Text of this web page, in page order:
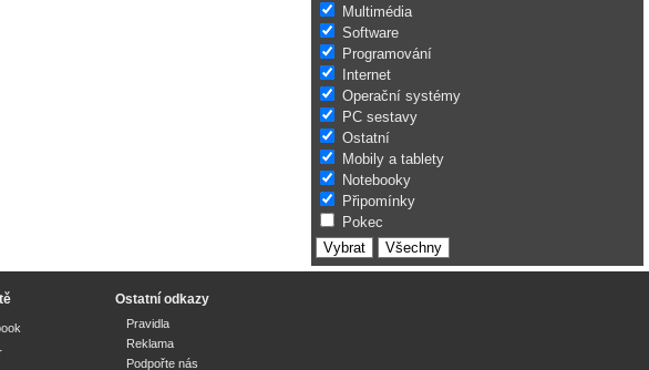
Multimédia
Software
Programování
Internet
Operační systémy
PC sestavy
Ostatní
Mobily a tablety
Notebooky
Připomínky
Pokec
Ostatní odkazy
Pravidla
Reklama
Podpořte nás